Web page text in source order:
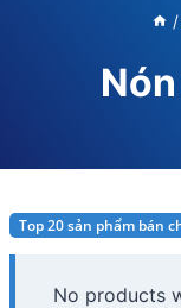
/
Top 20 sản phẩm bán
No products